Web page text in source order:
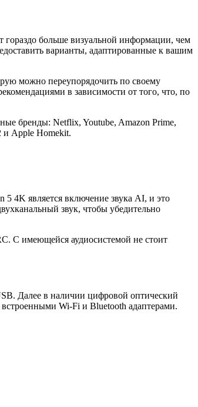
гораздо больше визуальной информации, чем
варианты, адаптированные к вашим
можно переупорядочить по своему
в зависимости от того, что, по
бренды: Netflix, Youtube, Amazon Prime,
и Apple Homekit.
4K является включение звука AI, и это
звук, чтобы убедительно
С имеющейся аудиосистемой не стоит
Далее в наличии цифровой оптический
Wi-Fi и Bluetooth адаптерами.